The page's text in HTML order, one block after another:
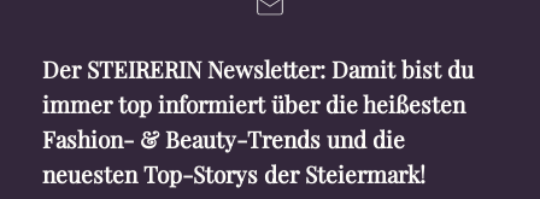
Der STEIRERIN Newsletter: Damit bist du
immer top informiert über die heißesten
Fashion- & Beauty-Trends und die
neuesten Top-Storys der Steiermark!